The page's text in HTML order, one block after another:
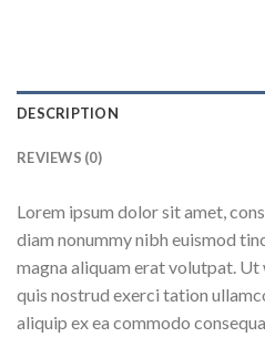
DESCRIPTION
REVIEWS (0)
Lorem ipsum dolor sit amet,
diam nonummy nibh euismod
magna aliquam erat volutpat. Ut
quis nostrud exerci tation
aliquip ex ea commodo